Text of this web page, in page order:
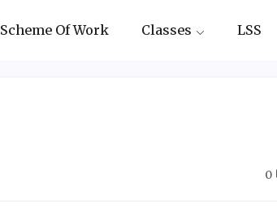
Scheme Of Work Classes LSS
0